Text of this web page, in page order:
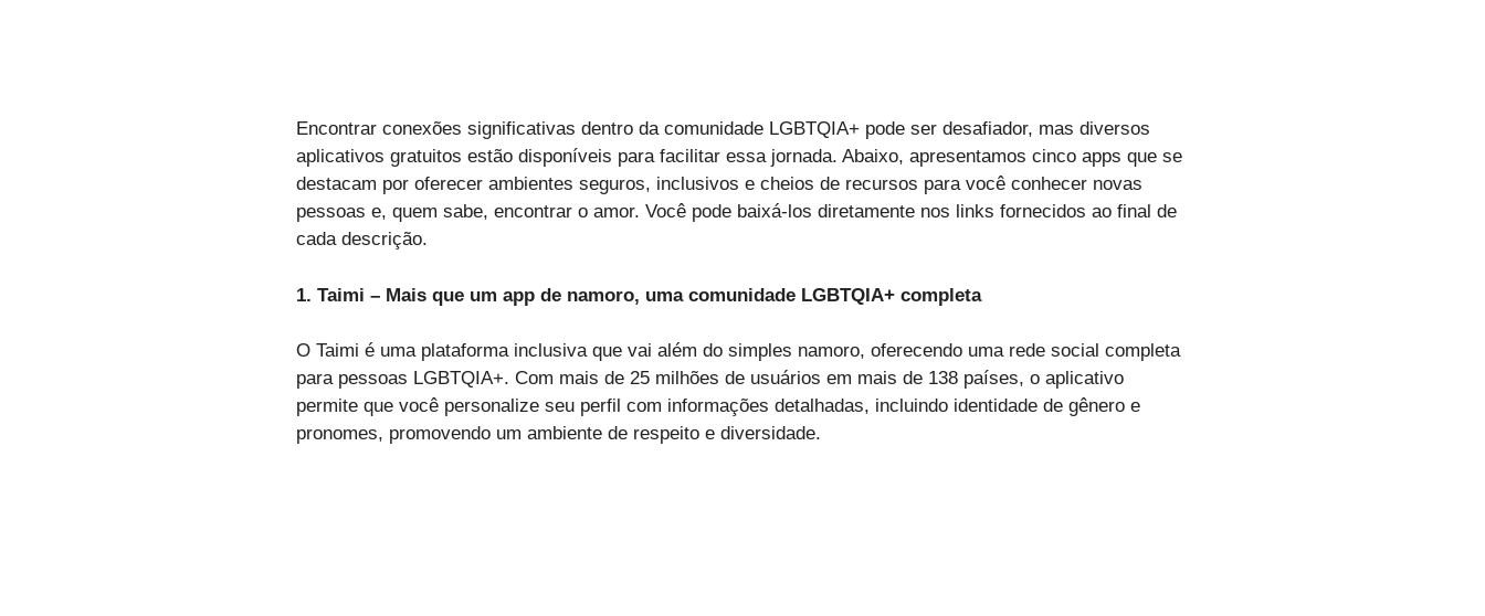
Encontrar conexões significativas dentro da comunidade LGBTQIA+ pode ser desafiador, mas diversos
aplicativos gratuitos estão disponíveis para facilitar essa jornada. Abaixo, apresentamos cinco apps que se
destacam por oferecer ambientes seguros, inclusivos e cheios de recursos para você conhecer novas
pessoas e, quem sabe, encontrar o amor. Você pode baixá-los diretamente nos links fornecidos ao final de
cada descrição.
1. Taimi – Mais que um app de namoro, uma comunidade LGBTQIA+ completa
O Taimi é uma plataforma inclusiva que vai além do simples namoro, oferecendo uma rede social completa
para pessoas LGBTQIA+. Com mais de 25 milhões de usuários em mais de 138 países, o aplicativo
permite que você personalize seu perfil com informações detalhadas, incluindo identidade de gênero e
pronomes, promovendo um ambiente de respeito e diversidade.